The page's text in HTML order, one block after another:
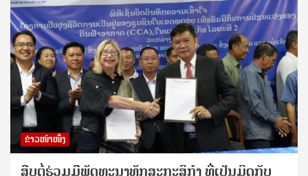
ຂ່າວໜ້າໜຶ່ງ
ສືບຕໍ່ຮ່ວມມືພັດທະນາທັກສະກະສິກຳ ທີ່ເປັນມິດກັບ